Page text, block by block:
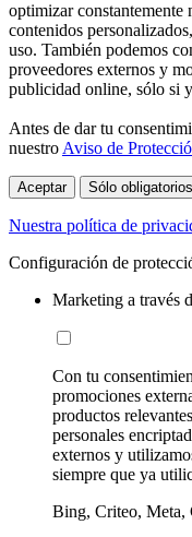
optimizar
contenidos
uso. También podemos
proveedores externos y
publicidad online, sólo si
Antes de dar tu
nuestro Aviso de
Aceptar Sólo obligatorios
Nuestra política de
Configuración de
Marketing a través
Con tu
promociones
productos
personales
externos y
siempre que ya
Bing, Criteo, Meta,